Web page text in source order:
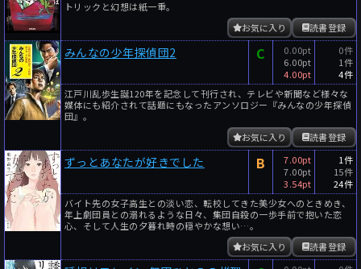
トリックと幻想は紙一重。
読書登録
お気に入り
みんなの少年探偵団2 C
0.00pt
6.00pt
4.00pt
0件
1件
4件
江戸川乱歩生誕120年を記念して刊行され、テレビや新聞など様々な
媒体にも紹介されて話題にもなったアンソロジー『みんなの少年探偵
団』。
読書登録
お気に入り
ずっとあなたが好きでした B
7.00pt
7.00pt
3.54pt
1件
15件
24件
バイト先の女子高生との淡い恋、転校してきた美少女へのときめき、
年上劇団員との溺れるような日々、集団自殺の一歩手前で抱いた恋
心、そして人生の夕暮れ時の穏やかな想い…。
読書登録
お気に入り